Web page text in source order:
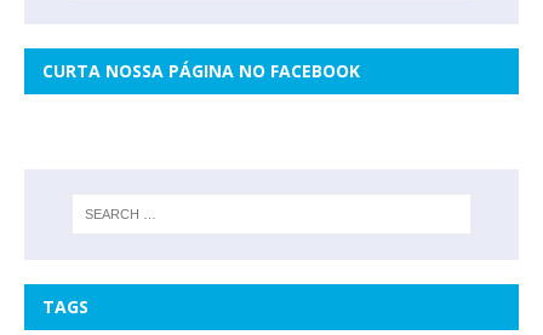
CURTA NOSSA PÁGINA NO FACEBOOK
TAGS